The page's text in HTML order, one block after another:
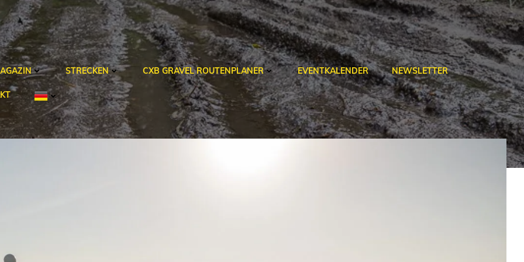
STRECKEN CXB GRAVEL ROUTENPLANER EVENTKALENDER NEWSLETTER